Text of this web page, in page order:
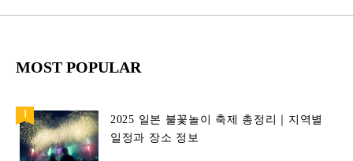
MOST POPULAR
2025 일본 불꽃놀이 축제 총정리｜지역별
일정과 장소 정보